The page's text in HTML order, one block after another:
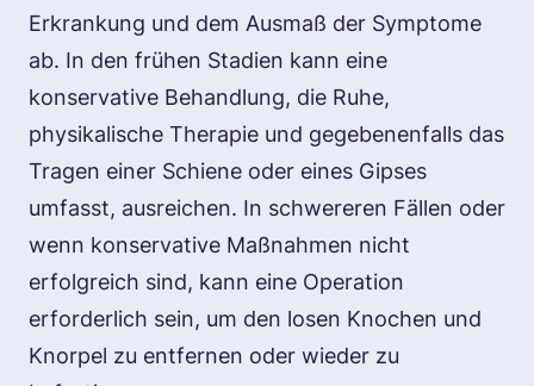
Erkrankung und dem Ausmaß der Symptome
ab. In den frühen Stadien kann eine
konservative Behandlung, die Ruhe,
physikalische Therapie und gegebenenfalls das
Tragen einer Schiene oder eines Gipses
umfasst, ausreichen. In schwereren Fällen oder
wenn konservative Maßnahmen nicht
erfolgreich sind, kann eine Operation
erforderlich sein, um den losen Knochen und
Knorpel zu entfernen oder wieder zu